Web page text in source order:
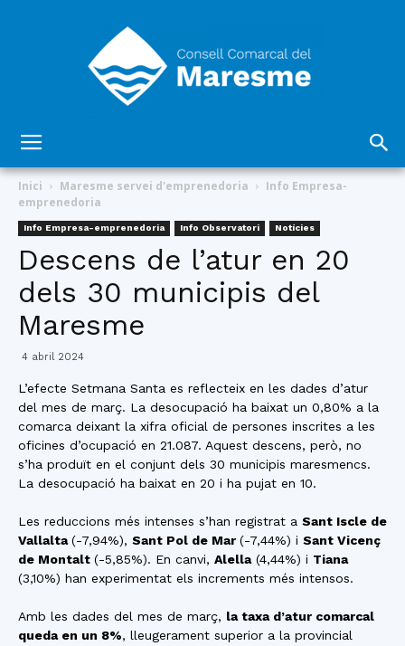
Comarcal
Maresme
Inici Maresme servei d'emprenedoria
Info Empresa-
emprenedoria
Info Empresa-emprenedoria Info Observatori Notícies
Descens de l’atur en 20
dels 30 municipis del
Maresme
4 abril 2024
L’efecte Setmana Santa es reflecteix en les dades d’atur
del mes de març. La desocupació ha baixat un 0,80% a la
comarca deixant la xifra oficial de persones inscrites a les
oficines d’ocupació en 21.087. Aquest descens, però, no
s’ha produït en el conjunt dels 30 municipis maresmencs.
La desocupació ha baixat en 20 i ha pujat en 10.
Les reduccions més intenses s’han registrat a Sant Iscle de
Vallalta(-7,94%), Sant Pol de Mar (-7,44%) i Sant Vicenç
de Montalt (-5,85%). En canvi, Alella(4,44%) i Tiana
(3,10%) han experimentat els increments més intensos.
Amb les dades del mes de març, la taxa d’atur comarcal
queda en un 8%, lleugerament superior a la provincial